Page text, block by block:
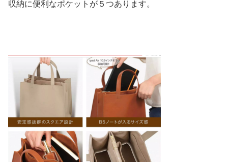
収納に便利なポケットが５つあります。